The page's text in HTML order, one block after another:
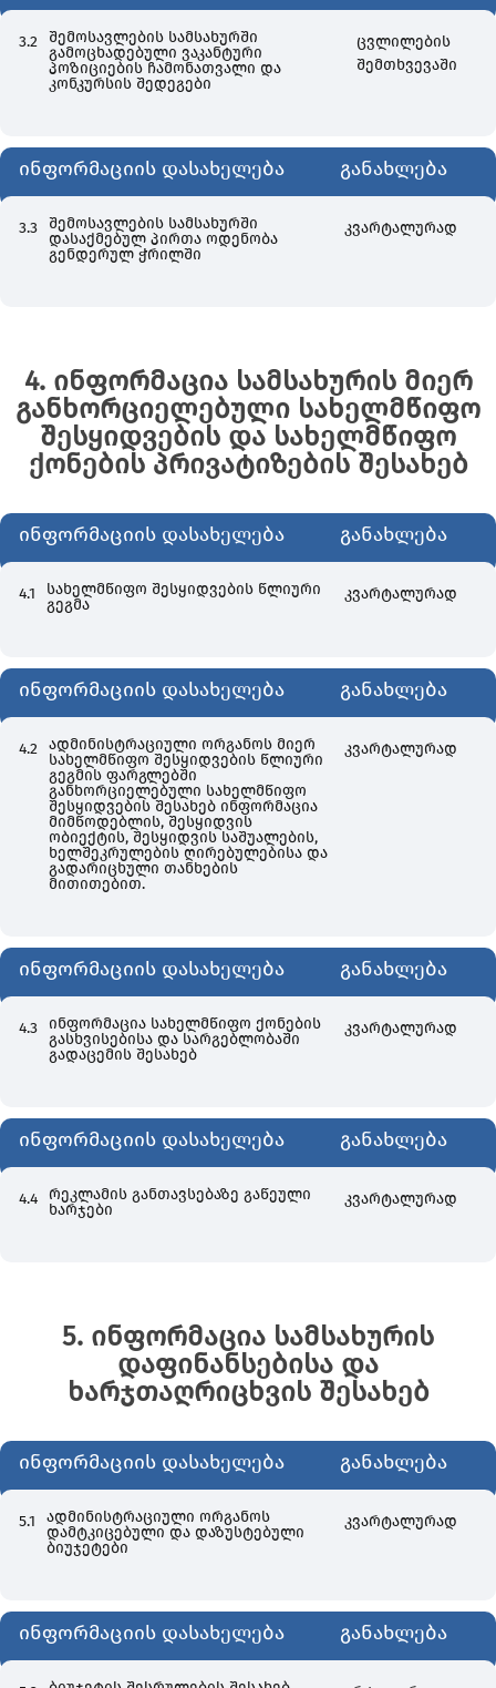
3.2
შემოსავლების სამსახურში
გამოცხადებული ვაკანტური
პოზიციების ჩამონათვალი და
კონკურსის შედეგები
ცვლილების
შემთხვევაში
ინფორმაციის დასახელება განახლება
3.3
შემოსავლების სამსახურში
დასაქმებულ პირთა ოდენობა
გენდერულ ჭრილში
კვარტალურად
4. ინფორმაცია სამსახურის მიერ
განხორციელებული სახელმწიფო
შესყიდვების და სახელმწიფო
ქონების პრივატიზების შესახებ
ინფორმაციის დასახელება განახლება
4.1
სახელმწიფო შესყიდვების წლიური
გეგმა
კვარტალურად
ინფორმაციის დასახელება განახლება
4.2
ადმინისტრაციული ორგანოს მიერ
სახელმწიფო შესყიდვების წლიური
გეგმის ფარგლებში
განხორციელებული სახელმწიფო
შესყიდვების შესახებ ინფორმაცია
მიმწოდებლის, შესყიდვის
ობიექტის, შესყიდვის საშუალების,
ხელშეკრულების ღირებულებისა და
გადარიცხული თანხების
მითითებით.
კვარტალურად
ინფორმაციის დასახელება განახლება
4.3
ინფორმაცია სახელმწიფო ქონების
გასხვისებისა და სარგებლობაში
გადაცემის შესახებ
კვარტალურად
ინფორმაციის დასახელება განახლება
4.4
რეკლამის განთავსებაზე გაწეული
ხარჯები
კვარტალურად
5. ინფორმაცია სამსახურის
დაფინანსებისა და
ხარჯთაღრიცხვის შესახებ
ინფორმაციის დასახელება განახლება
5.1
ადმინისტრაციული ორგანოს
დამტკიცებული და დაზუსტებული
ბიუჯეტები
კვარტალურად
ინფორმაციის დასახელება განახლება